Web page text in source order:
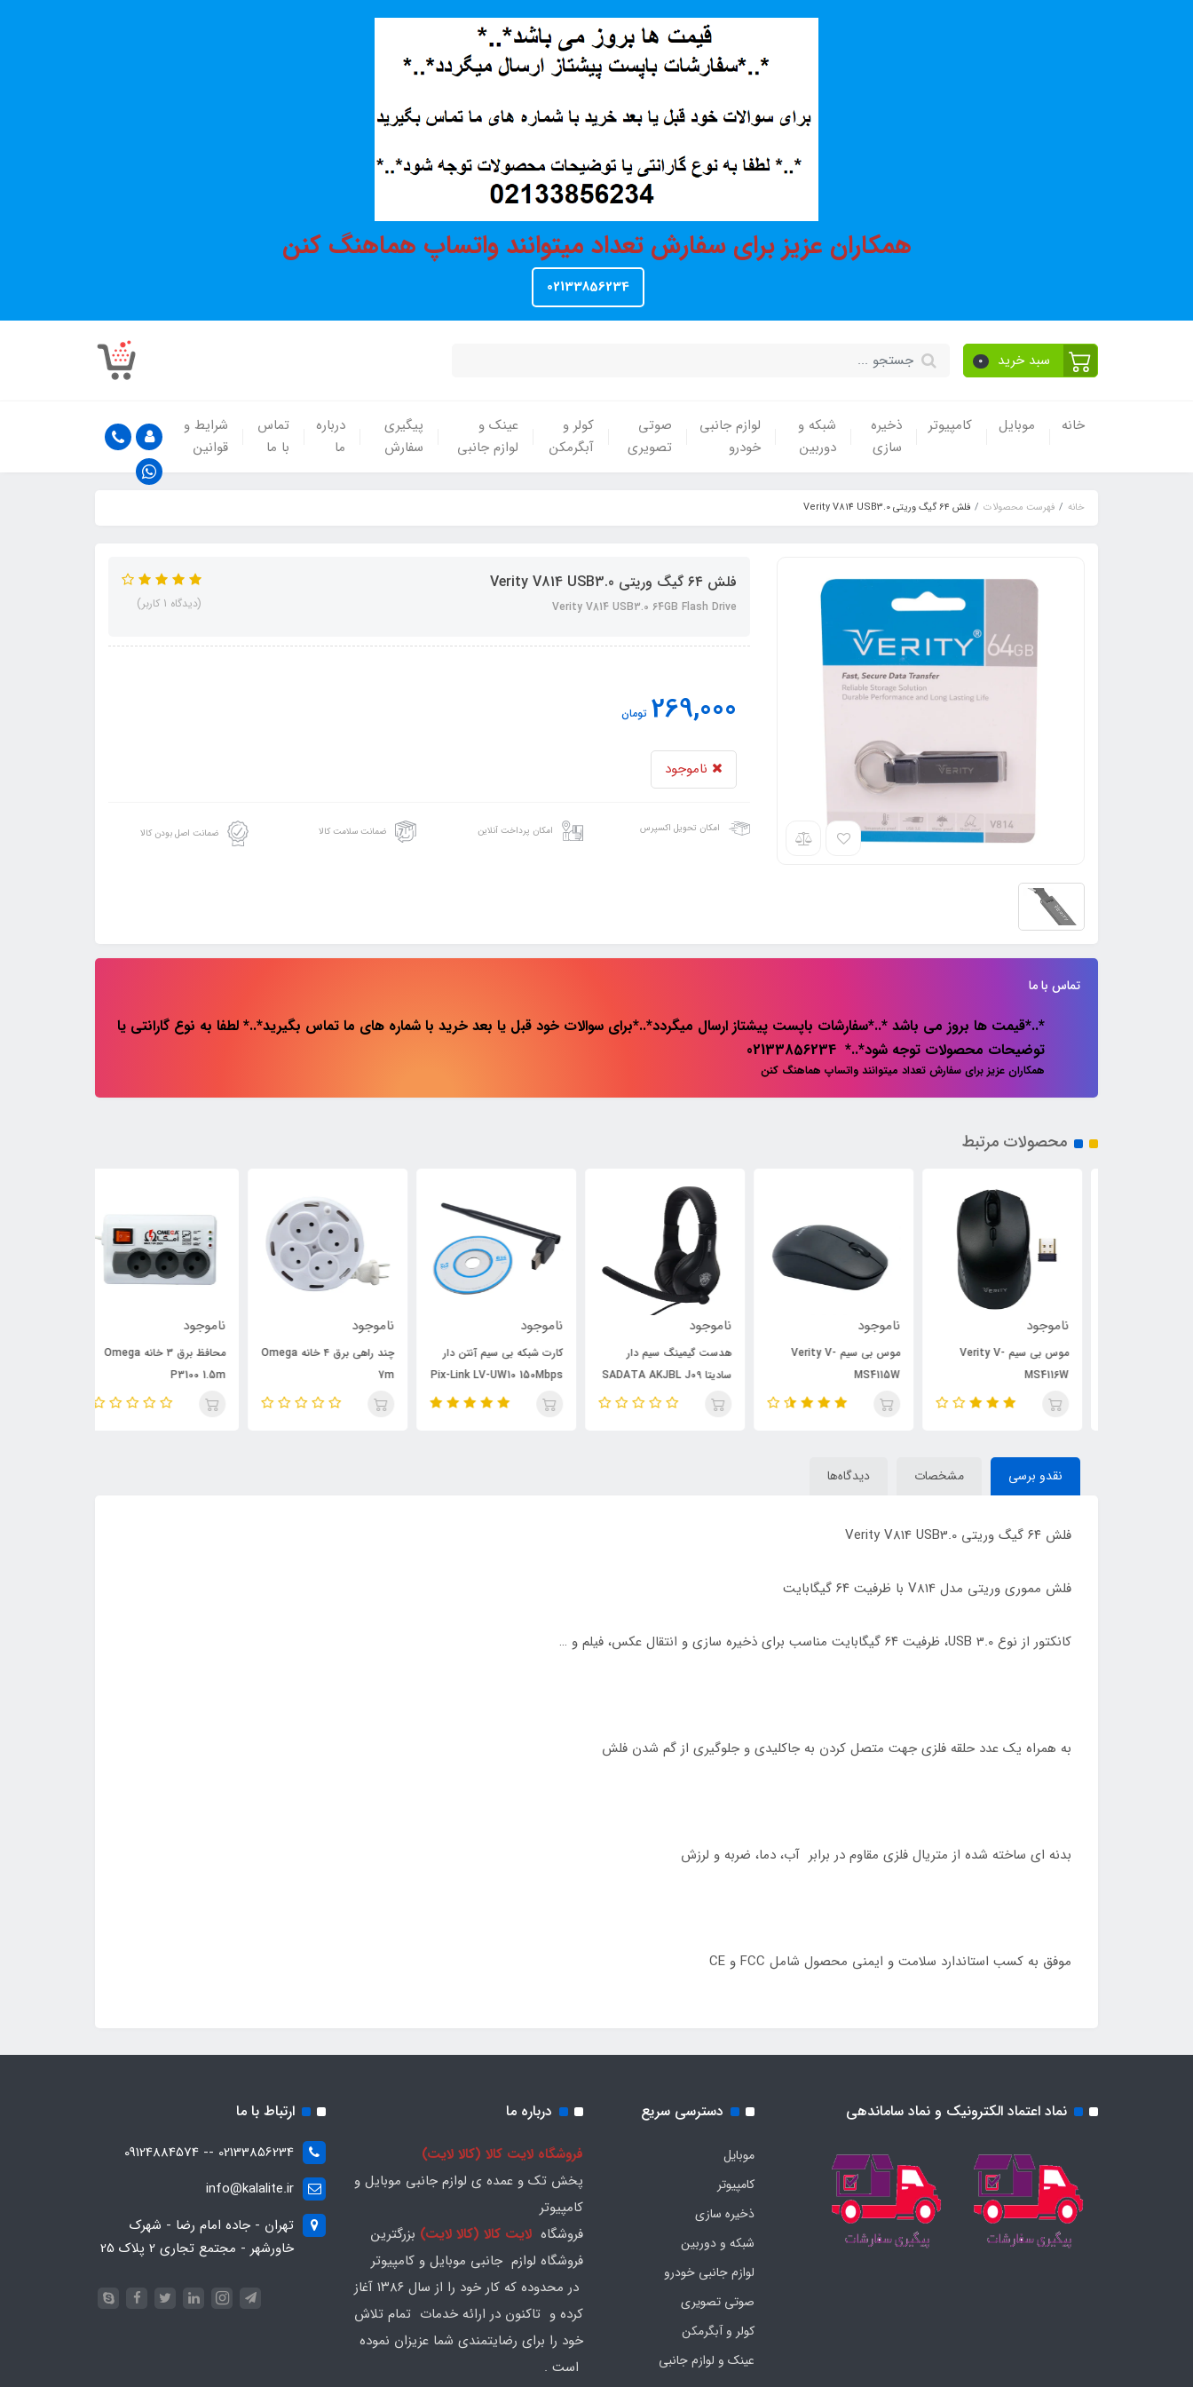
همکاران عزیز برای سفارش تعداد میتوانند واتساپ هماهنگ کنن
02133856234
سبد خرید 0
خانه موبایل کامپیوتر
ذخیره
سازی
شبکه و
دوربین
لوازم جانبی
خودرو
صوتی
تصویری
کولر و
آبگرمکن
عینک و
لوازم جانبی
پیگیری
سفارش
درباره
ما
تماس
با ما
شرایط و
قوانین
خانه فهرست محصولات فلش ۶۴ گیگ وریتی Verity V814 USB3.0
فلش ۶۴ گیگ وریتی Verity V814 USB3.0
Verity V814 USB3.0 64GB Flash Drive (دیدگاه 1 کاربر)
269,000 تومان
ناموجود
امکان تحویل اکسپرس امکان پرداخت آنلاین ضمانت سلامت کالا ضمانت اصل بودن کالا
تماس با ما
*..*قیمت ها بروز می باشد *..*سفارشات باپست پیشتاز ارسال میگردد*..*برای سوالات خود قبل یا بعد خرید با شماره های ما تماس بگیرید*..* لطفا به نوع گارانتی یا
توضیحات محصولات توجه شود*..* 02133856234
همکاران عزیز برای سفارش تعداد میتوانند واتساپ هماهنگ کنن
محصولات مرتبط
ناموجود
موس بی سیم Verity V-
MS4116W
ناموجود
موس بی سیم Verity V-
MS4115W
ناموجود
هدست گیمینگ سیم دار
سادیتا SADATA AKJBL J09
ناموجود
کارت شبکه بی سیم آنتن دار
Pix-Link LV-UW10 150Mbps
ناموجود
چند راهی برق ۴ خانه Omega
ناموجود
محافظ برق ۳ خانه Omega
P3100 1.5m
نقدو برسی مشخصات دیدگاه‌ها
فلش ۶۴ گیگ وریتی Verity V814 USB3.0
فلش مموری وریتی مدل V814 با ظرفیت ۶۴ گیگابایت
کانکتور از نوع USB 3.0، ظرفیت ۶۴ گیگابایت مناسب برای ذخیره سازی و انتقال عکس، فیلم و …
به همراه یک عدد حلقه فلزی جهت متصل کردن به جاکلیدی و جلوگیری از گم شدن فلش
بدنه ای ساخته شده از متریال فلزی مقاوم در برابر آب، دما، ضربه و لرزش
موفق به کسب استاندارد سلامت و ایمنی محصول شامل FCC و CE
نماد اعتماد الکترونیک و نماد ساماندهی دسترسی سریع
موبایل
کامپیوتر
ذخیره سازی
شبکه و دوربین
لوازم جانبی خودرو
صوتی تصویری
کولر و آبگرمکن
عینک و لوازم جانبی
درباره ما
فروشگاه لایت کالا (کالا لایت)
پخش تک و عمده ی لوازم جانبی موبایل و
کامپیوتر
فروشگاه لایت کالا (کالا لایت) بزرگترین
فروشگاه لوازم جانبی موبایل و کامپیوتر
در محدوده که کار خود را از سال ۱۳۸۶ آغاز
کرده و تاکنون در ارائه خدمات تمام تلاش
خود را برای رضایتمندی شما عزیزان نموده
است .
ارتباط با ما
02133856234 -- 09124884574
info@kalalite.ir
تهران - جاده امام رضا - شهرک
خاورشهر - مجتمع تجاری 2 پلاک 25